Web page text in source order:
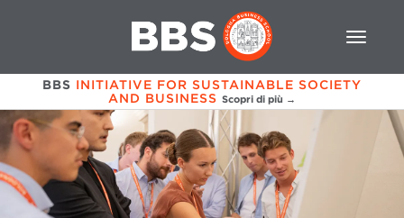
BBS INITIATIVE FOR SUSTAINABLE SOCIETY
AND BUSINESS Scopri di più →